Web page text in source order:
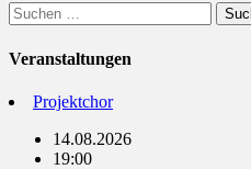
Suchen
nach:
Veranstaltungen
Projektchor
14.08.2026
19:00